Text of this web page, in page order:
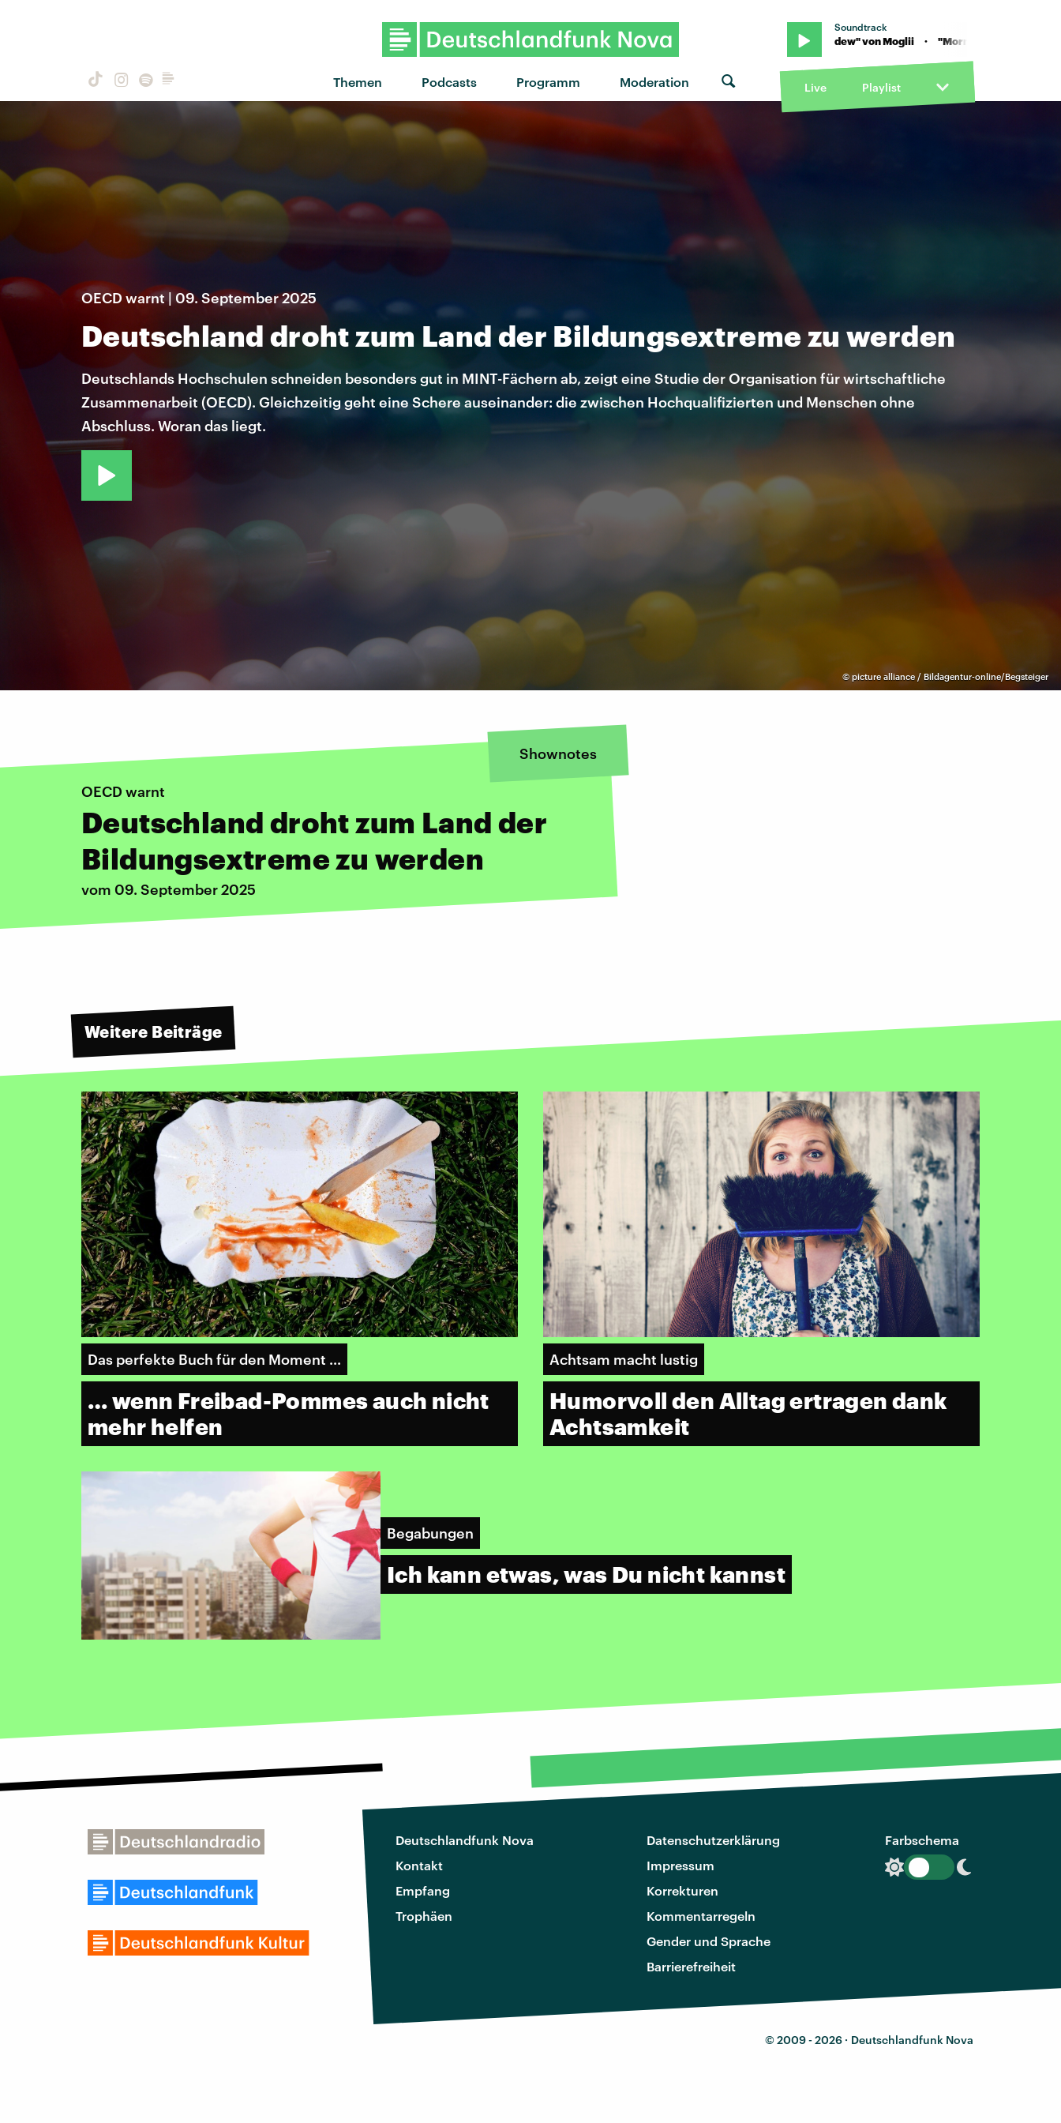
Themen Podcasts Programm Moderation
Soundtrack
"Morning dew" von Moglii · "Morning dew" von Moglii · "Morning dew" von Moglii
Live Playlist
© picture alliance / Bildagentur-online/Begsteiger
OECD warnt | 09. September 2025
Deutschland droht zum Land der Bildungsextreme zu werden
Deutschlands Hochschulen schneiden besonders gut in MINT-Fächern ab, zeigt eine Studie der Organisation für wirtschaftliche
Zusammenarbeit (OECD). Gleichzeitig geht eine Schere auseinander: die zwischen Hochqualifizierten und Menschen ohne
Abschluss. Woran das liegt.
Shownotes
OECD warnt
Deutschland droht zum Land der
Bildungsextreme zu werden
vom 09. September 2025
Weitere Beiträge
Das perfekte Buch für den Moment ...
… wenn Freibad-Pommes auch nicht
mehr helfen
Achtsam macht lustig
Humorvoll den Alltag ertragen dank
Achtsamkeit
Begabungen
Ich kann etwas, was Du nicht kannst
Deutschlandfunk Nova
Kontakt
Empfang
Trophäen
Datenschutzerklärung
Impressum
Korrekturen
Kommentarregeln
Gender und Sprache
Barrierefreiheit
Farbschema
© 2009 - 2026 · Deutschlandfunk Nova